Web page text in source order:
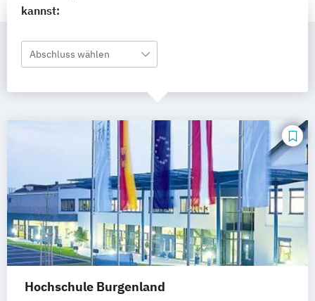
kannst:
Abschluss wählen
Hochschule Burgenland